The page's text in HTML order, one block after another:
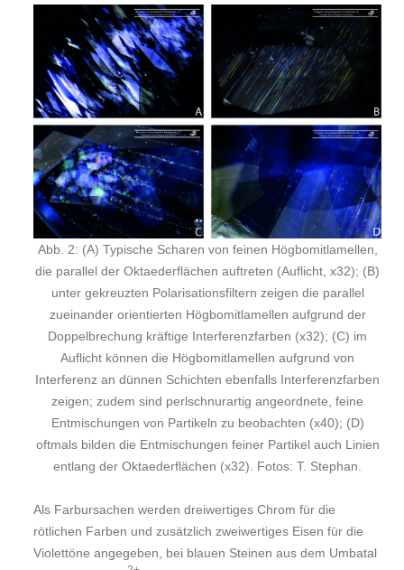
Abb. 2: (A) Typische Scharen von feinen Högbomitlamellen,
die parallel der Oktaederflächen auftreten (Auflicht, x32); (B)
unter gekreuzten Polarisationsfiltern zeigen die parallel
zueinander orientierten Högbomitlamellen aufgrund der
Doppelbrechung kräftige Interferenzfarben (x32); (C) im
Auflicht können die Högbomitlamellen aufgrund von
Interferenz an dünnen Schichten ebenfalls Interferenzfarben
zeigen; zudem sind perlschnurartig angeordnete, feine
Entmischungen von Partikeln zu beobachten (x40); (D)
oftmals bilden die Entmischungen feiner Partikel auch Linien
entlang der Oktaederflächen (x32). Fotos: T. Stephan.
Als Farbursachen werden dreiwertiges Chrom für die
rötlichen Farben und zusätzlich zweiwertiges Eisen für die
Violettöne angegeben, bei blauen Steinen aus dem Umbatal